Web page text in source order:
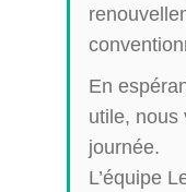
En
utile, nous
journée.
L’équipe